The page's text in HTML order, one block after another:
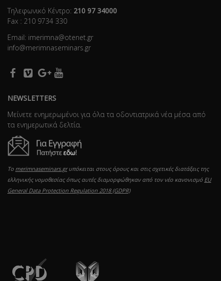
Τηλεφωνικό Κέντρο: 210 97 34000
Fax : 210 9734 330
Email: imerimna@otenet.gr
info@merimnaseminars.gr
NEWSLETTERS
Μείνετε ενημερωμένοι για όλα τα οδοντιατρικά νέα μέσα από
τα ενημερωτικά δελτία.
Το merimnaseminars.grυπόκειται στους όρους και στις σχετικές διατάξεις της
ελληνικής νομοθεσίας όπως αυτές διαμορφώθηκαν από τον νέο κανονισμό EU
General Data Protection Regulation 2018 (GDPR)